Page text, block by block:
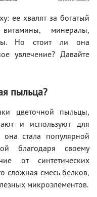
ее хвалят за богатый
минералы,
Но стоит ли она
увлечение? Давайте
пыльца?
цветочной пыльцы,
и используют для
стала популярной
благодаря своему
от синтетических
сложная смесь белков,
микроэлементов.